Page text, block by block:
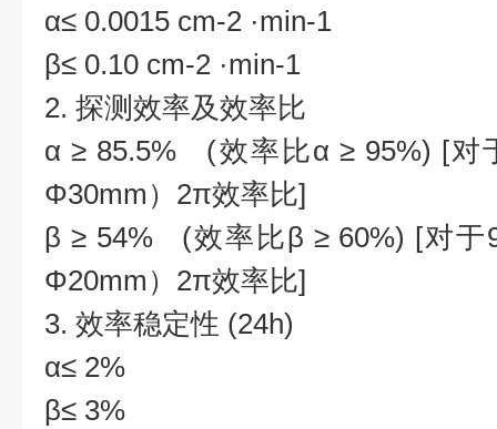
α≤ 0.0015 cm-2 ·min-1
β≤ 0.10 cm-2 ·min-1
2. 探测效率及效率比
α ≥ 85.5% (效率比α ≥ 95%) [对
Φ30mm）2π效率比]
β ≥ 54% (效率比β ≥ 60%) [对于
Φ20mm）2π效率比]
3. 效率稳定性 (24h)
α≤ 2%
β≤ 3%